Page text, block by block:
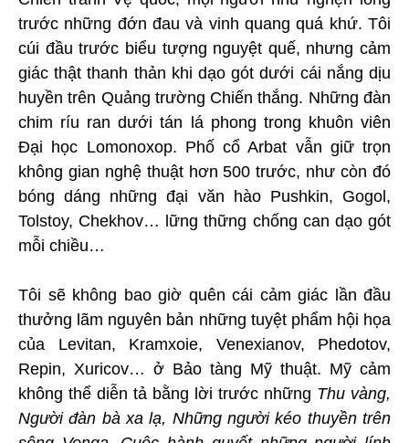
trước những đớn đau và vinh quang quá khứ. Tôi
cúi đầu trước biểu tượng nguyệt quế, nhưng cảm
giác thật thanh thản khi dạo gót dưới cái nắng dịu
huyền trên Quảng trường Chiến thắng. Những đàn
chim ríu ran dưới tán lá phong trong khuôn viên
Đại học Lomonoxop. Phố cổ Arbat vẫn giữ trọn
không gian nghệ thuật hơn 500 trước, như còn đó
bóng dáng những đại văn hào Pushkin, Gogol,
Tolstoy, Chekhov… lững thững chống can dạo gót
mỗi chiều…
Tôi sẽ không bao giờ quên cái cảm giác lần đầu
thưởng lãm nguyên bản những tuyệt phẩm hội họa
của Levitan, Kramxoie, Venexianov, Phedotov,
Repin, Xuricov… ở Bảo tàng Mỹ thuật. Mỹ cảm
không thể diễn tả bằng lời trước những Thu vàng,
Người đàn bà xa lạ, Những người kéo thuyền trên